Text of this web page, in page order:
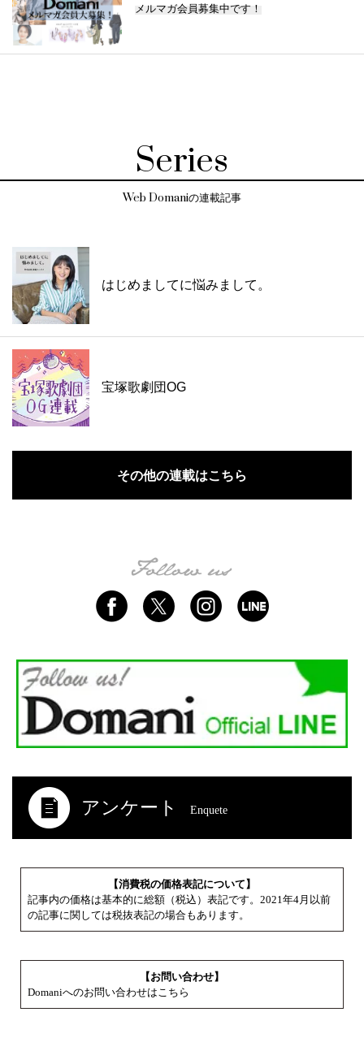
メルマガ会員募集中です！
Series
Web Domaniの連載記事
はじめましてに悩みまして。
宝塚歌劇団OG
その他の連載はこちら
アンケート Enquete
【消費税の価格表記について】
記事内の価格は基本的に総額（税込）表記です。2021年4月以前
の記事に関しては税抜表記の場合もあります。
【お問い合わせ】
Domaniへのお問い合わせはこちら